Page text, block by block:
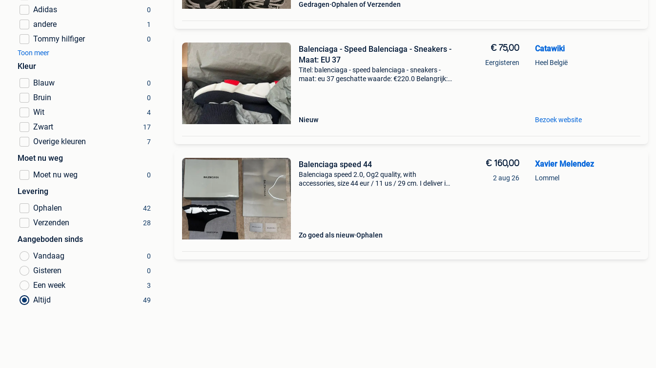
Adidas 0
andere 1
Tommy hilfiger
0
Toon meer
Kleur
Blauw
0
Bruin 0
Wit 4
Zwart 17
Overige kleuren 7
Moet nu weg
Moet nu weg
0
Levering
Ophalen
42
Verzenden 28
Aangeboden sinds
Vandaag
0
Gisteren 0
Een week 3
Altijd 49
Gedragen Ophalen of Verzenden
Balenciaga - Speed Balenciaga - Sneakers -
Maat: EU 37
Titel: balenciaga - speed balenciaga - sneakers -
maat: eu 37 geschatte waarde: €220.0 Belangrijk:
Nieuw
€ 75,00
Eergisteren
Catawiki
Heel België
Bezoek website
Balenciaga speed 44
Balenciaga speed 2.0, Og2 quality, with
accessories, size 44 eur / 11 us / 29 cm. I deliver in
Zo goed als nieuw Ophalen
€ 160,00
2 aug 26
Xavier Melendez
Lommel